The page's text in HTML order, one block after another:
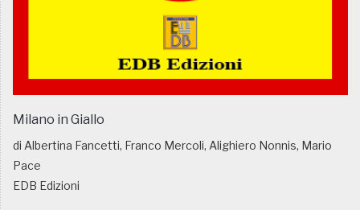
Milano in Giallo
di Albertina Fancetti, Franco Mercoli, Alighiero Nonnis, Mario
Pace
EDB Edizioni